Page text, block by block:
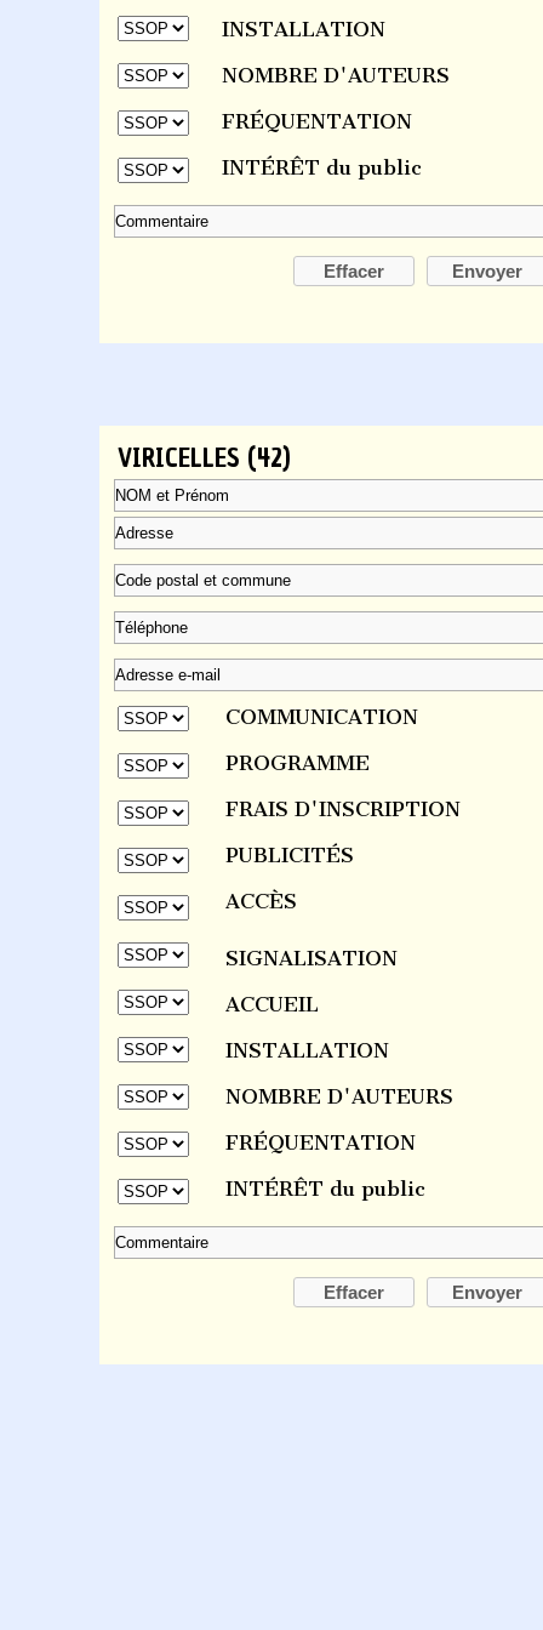
SIGNALISATION
ACCUEIL
INSTALLATION
NOMBRE D'AUTEURS
FRÉQUENTATION
INTÉRÊT du public
COMMUNICATION
PROGRAMME
FRAIS D'INSCRIPTION
PUBLICITÉS
ACCÈS
VIRICELLES (42)
Effacer Envoyer
INSTALLATION
NOMBRE D'AUTEURS
FRÉQUENTATION
INTÉRÊT du public
Effacer Envoyer